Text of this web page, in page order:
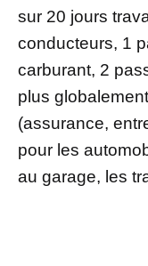
sur 20 jours
conducteurs, 1
carburant, 2
plus
(assurance,
pour les
au garage, les